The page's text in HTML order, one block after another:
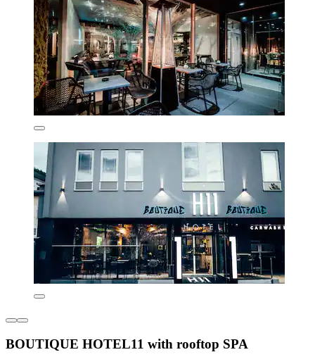
BOUTIQUE HOTEL11 with rooftop SPA